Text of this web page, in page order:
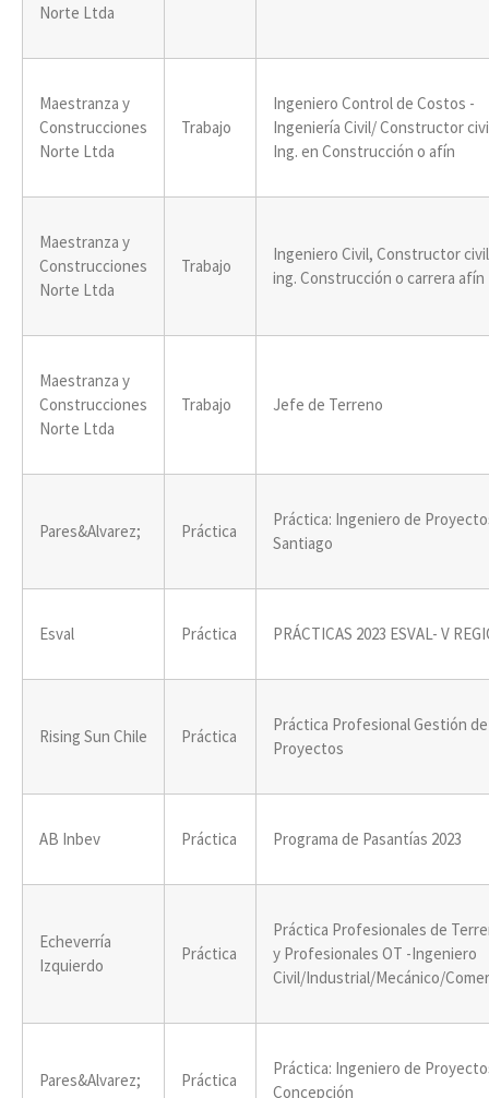
Norte Ltda
Maestranza y
Construcciones
Norte Ltda
Trabajo
Ingeniero Control de Costos -
Ingeniería Civil/ Constructor
Ing. en Construcción o afín
Maestranza y
Construcciones
Norte Ltda
Trabajo
Ingeniero Civil, Constructor
ing. Construcción o carrera afín
Maestranza y
Construcciones
Norte Ltda
Trabajo Jefe de Terreno
Pares&Alvarez; Práctica
Práctica: Ingeniero de
Santiago
Esval Práctica PRÁCTICAS 2023 ESVAL- V
Rising Sun Chile Práctica
Práctica Profesional Gestión de
Proyectos
AB Inbev Práctica Programa de Pasantías 2023
Echeverría
Izquierdo
Práctica
Práctica Profesionales de
y Profesionales OT -Ingeniero
Civil/Industrial/Mecánico/
Pares&Alvarez; Práctica
Práctica: Ingeniero de
Concepción